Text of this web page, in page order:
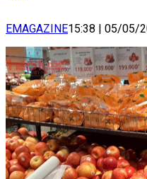
EMAGAZINE15:38 | 05/05/